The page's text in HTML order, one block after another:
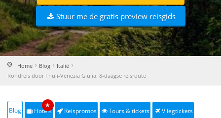
Stuur me de gratis preview reisgids
Home Blog
Italië
Rondreis door Friuli-Venezia Giulia: 8-daagse reisroute
Blog Hotels
★
Reispromos Tours & tickets Vliegtickets